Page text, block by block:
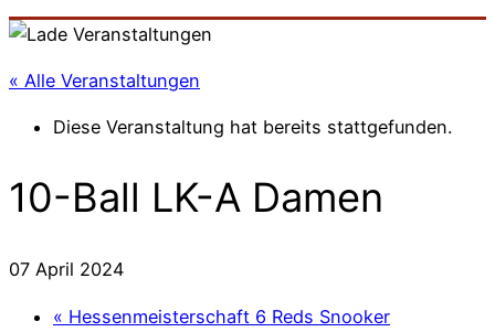
« Alle Veranstaltungen
Diese Veranstaltung hat bereits stattgefunden.
10-Ball LK-A Damen
07 April 2024
« Hessenmeisterschaft 6 Reds Snooker